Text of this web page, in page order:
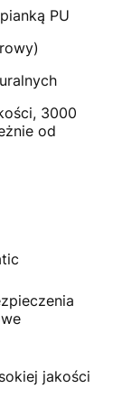
PU
3000
od
jakości